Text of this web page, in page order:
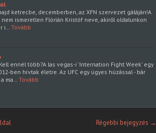
ketrecbe, decemberben, az XFN szervezet gáláján!A
ismeretlen Flórián Kristóf neve, akiről oldalunkon
i…Tovább
ennél több?A las vegas-i 'Internation Fight Week' egy
ben hívtak életre. Az UFC egy ügyes húzással - bár
ma… Tovább
Régebbi bejegyzés →